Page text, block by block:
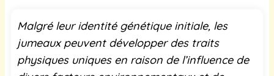
Malgré leur identité génétique initiale, les
jumeaux peuvent développer des traits
physiques uniques en raison de l’influence de